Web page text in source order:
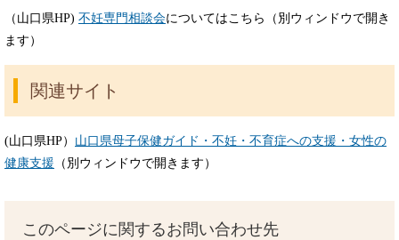
（山口県HP) 不妊専門相談会についてはこちら（別ウィンドウで開き
ます）
関連サイト
(山口県HP） 山口県母子保健ガイド・不妊・不育症への支援・女性の
健康支援 （別ウィンドウで開きます）
このページに関するお問い合わせ先